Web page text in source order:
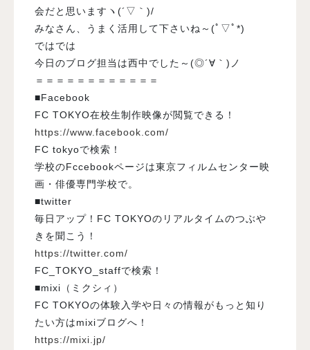
会だと思いますヽ(´▽｀)/
みなさん、うまく活用して下さいね～(ﾟ▽ﾟ*)
ではでは
今日のブログ担当は西中でした～(◎´∀｀)ノ
＝＝＝＝＝＝＝＝＝＝＝＝
■Facebook
FC TOKYO在校生制作映像が閲覧できる！
https://www.facebook.com/
FC tokyoで検索！
学校のFccebookページは東京フィルムセンター映
画・俳優専門学校で。
■twitter
毎日アップ！FC TOKYOのリアルタイムのつぶや
きを聞こう！
https://twitter.com/
FC_TOKYO_staffで検索！
■mixi（ミクシィ）
FC TOKYOの体験入学や日々の情報がもっと知り
たい方はmixiブログへ！
https://mixi.jp/